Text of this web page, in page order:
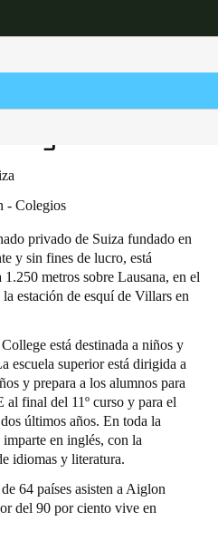
de idioma
predeterminada
Aiglon
- Colegios
privado de Suiza fundado en
y sin fines de lucro, está
metros sobre Lausana, en el
estación de esquí de Villars en
está destinada a niños y
escuela superior está dirigida a
y prepara a los alumnos para
final del 11º curso y para el
últimos años. En toda la
en inglés, con la
idiomas y literatura.
64 países asisten a Aiglon
del 90 por ciento vive en